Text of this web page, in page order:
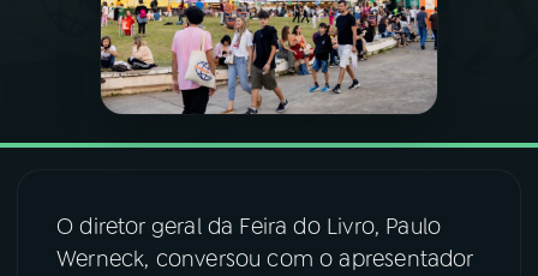
PODCASTS
06VIDEOCASTS
07 ÚLTIMAS
O diretor geral da Feira do Livro, Paulo
Werneck, conversou com o apresentador